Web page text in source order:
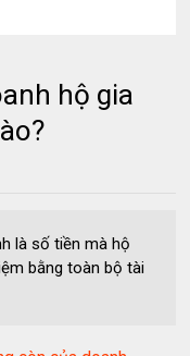
hộ gia
là số tiền mà hộ
bằng toàn bộ tài